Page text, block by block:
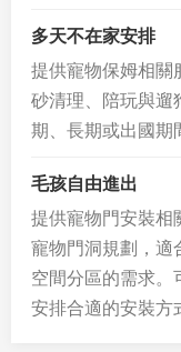
多天不在家安排
提供寵物保姆相關
砂清理、陪玩與遛
期、長期或出國期
毛孩自由進出
提供寵物門安裝相
寵物門洞規劃，適
空間分區的需求。
安排合適的安裝方